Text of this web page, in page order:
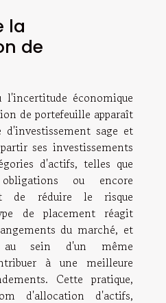
la
de
économique
de portefeuille apparaît
sage et
ses investissements
d'actifs, telles que
ou encore
de réduire le risque
de placement réagit
du marché, et
au sein d'un même
à une meilleure
Cette pratique,
d'allocation d'actifs,